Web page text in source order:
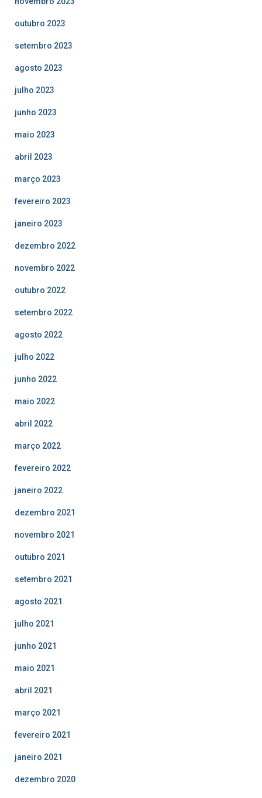
outubro 2023
setembro 2023
agosto 2023
julho 2023
junho 2023
maio 2023
abril 2023
março 2023
fevereiro 2023
janeiro 2023
dezembro 2022
novembro 2022
outubro 2022
setembro 2022
agosto 2022
julho 2022
junho 2022
maio 2022
abril 2022
março 2022
fevereiro 2022
janeiro 2022
dezembro 2021
novembro 2021
outubro 2021
setembro 2021
agosto 2021
julho 2021
junho 2021
maio 2021
abril 2021
março 2021
fevereiro 2021
janeiro 2021
dezembro 2020